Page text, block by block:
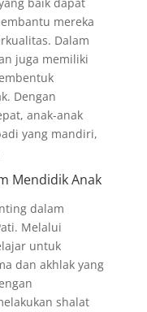
baik dapat
mereka
Dalam
juga memiliki
Dengan
anak-anak
yang mandiri,
Mendidik Anak
dalam
Melalui
untuk
dan akhlak yang
shalat